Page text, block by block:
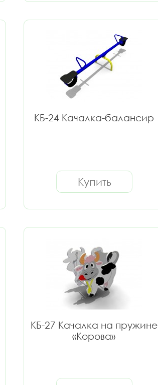
КБ-24 Качалка-балансир
Купить
КБ-27 Качалка на пружине
«Корова»